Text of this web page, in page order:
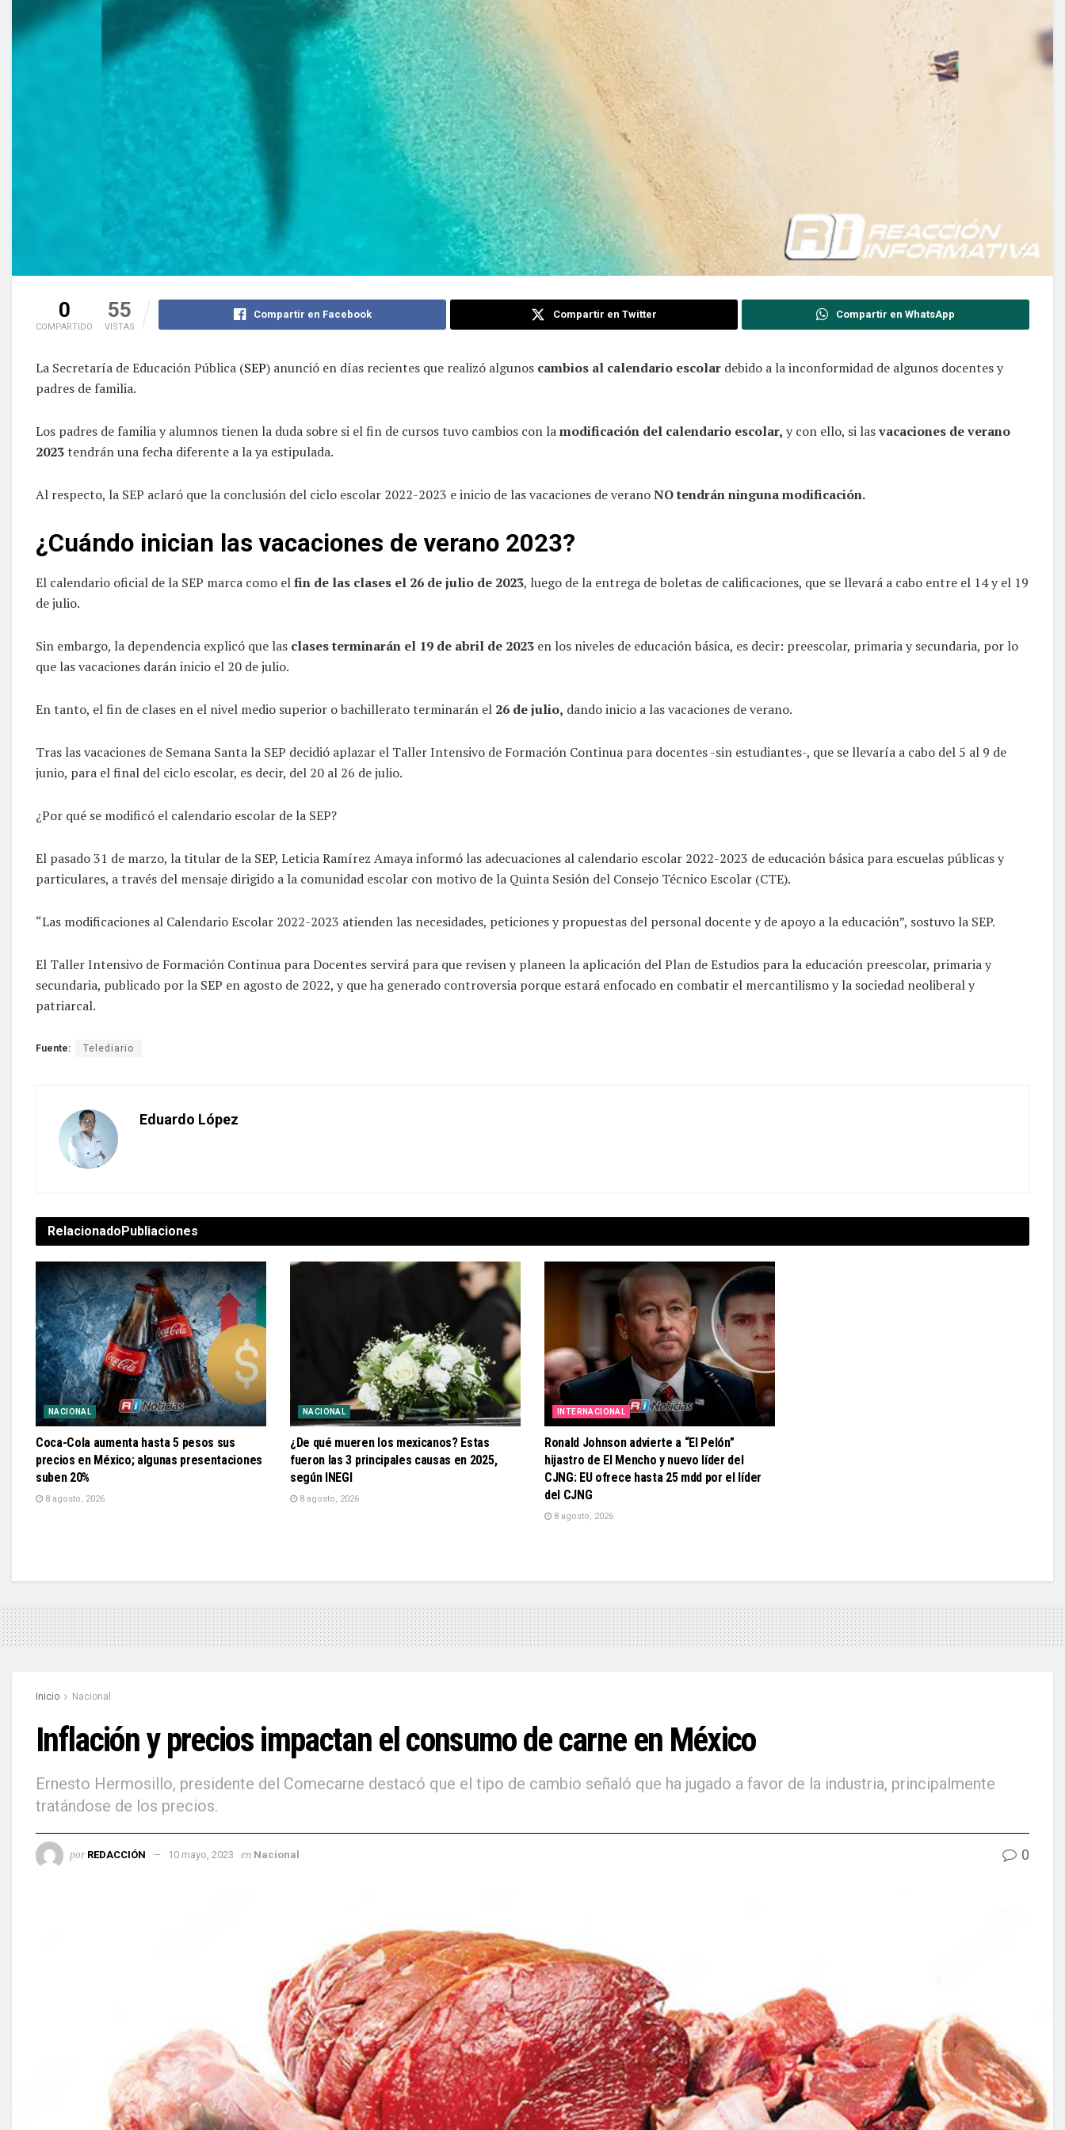
0
COMPARTIDO
55
VISTAS
Compartir en Facebook Compartir en Twitter Compartir en WhatsApp
La Secretaría de Educación Pública (SEP) anunció en días recientes que realizó algunos cambios al calendario escolar debido a la inconformidad de algunos docentes y
padres de familia.
Los padres de familia y alumnos tienen la duda sobre si el fin de cursos tuvo cambios con lamodificación del calendario escolar, y con ello, si lasvacaciones de verano
2023tendrán una fecha diferente a la ya estipulada.
Al respecto, la SEP aclaró que la conclusión del ciclo escolar 2022-2023 e inicio de las vacaciones de veranoNO tendrán ninguna modificación.
¿Cuándo inician las vacaciones de verano 2023?
El calendario oficial de la SEP marca como elfin de las clases el 26 de julio de 2023, luego de la entrega de boletas de calificaciones, que se llevará a cabo entre el 14 y el 19
de julio.
Sin embargo, la dependencia explicó que las clases terminarán el 19 de abril de 2023 en los niveles de educación básica, es decir: preescolar, primaria y secundaria, por lo
que las vacaciones darán inicio el 20 de julio.
En tanto, el fin de clases en el nivel medio superior o bachillerato terminarán el 26 de julio, dando inicio a las vacaciones de verano.
Tras las vacaciones de Semana Santa la SEP decidió aplazar el Taller Intensivo de Formación Continua para docentes -sin estudiantes-, que se llevaría a cabo del 5 al 9 de
junio, para el final del ciclo escolar, es decir, del 20 al 26 de julio.
¿Por qué se modificó el calendario escolar de la SEP?
El pasado 31 de marzo, la titular de la SEP, Leticia Ramírez Amaya informó las adecuaciones al calendario escolar 2022-2023 de educación básica para escuelas públicas y
particulares, a través del mensaje dirigido a la comunidad escolar con motivo de la Quinta Sesión del Consejo Técnico Escolar (CTE).
“Las modificaciones al Calendario Escolar 2022-2023 atienden las necesidades, peticiones y propuestas del personal docente y de apoyo a la educación”, sostuvo la SEP.
El Taller Intensivo de Formación Continua para Docentes servirá para que revisen y planeen la aplicación del Plan de Estudios para la educación preescolar, primaria y
secundaria, publicado por la SEP en agosto de 2022, y que ha generado controversia porque estará enfocado en combatir el mercantilismo y la sociedad neoliberal y
patriarcal.
Fuente: Telediario
Eduardo López
Relacionado Publiaciones
NACIONAL
Coca-Cola aumenta hasta 5 pesos sus
precios en México; algunas presentaciones
suben 20%
8 agosto, 2026
NACIONAL
¿De qué mueren los mexicanos? Estas
fueron las 3 principales causas en 2025,
según INEGI
8 agosto, 2026
INTERNACIONAL
Ronald Johnson advierte a “El Pelón”
hijastro de El Mencho y nuevo líder del
CJNG: EU ofrece hasta 25 mdd por el líder
del CJNG
8 agosto, 2026
Inicio Nacional
Inflación y precios impactan el consumo de carne en México
Ernesto Hermosillo, presidente del Comecarne destacó que el tipo de cambio señaló que ha jugado a favor de la industria, principalmente
tratándose de los precios.
por REDACCIÓN 10 mayo, 2023 en Nacional 0